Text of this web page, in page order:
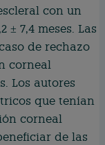
con un
7,4 meses. Las
de rechazo
corneal
Los autores
que tenían
corneal
de las